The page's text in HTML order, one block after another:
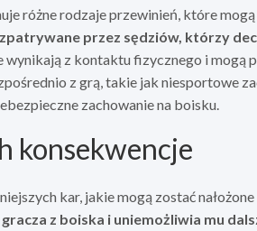
różne rodzaje przewinień, które
przez sędziów, którzy
z kontaktu fizycznego i mogą
z grą, takie jak niesportowe
zachowanie na boisku.
konsekwencje
kar, jakie mogą zostać
z boiska i uniemożliwia mu